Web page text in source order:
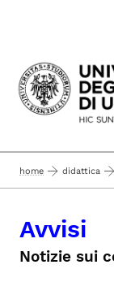
Passa
home didattica
Avvisi
Notizie sui